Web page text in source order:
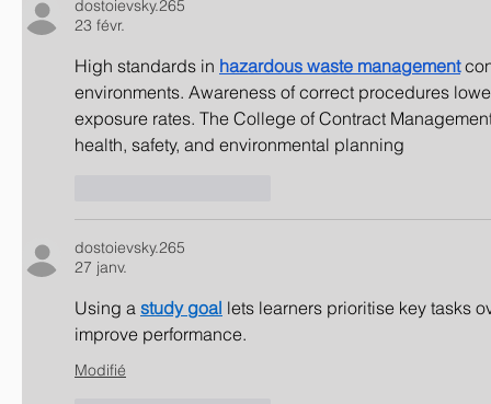
dostoievsky.265
23 févr.
High standards in hazardous waste management
environments. Awareness of correct procedures
exposure rates. The College of Contract
health, safety, and environmental planning
dostoievsky.265
27 janv.
Using a study goal lets learners prioritise key tasks
improve performance.
Modifié